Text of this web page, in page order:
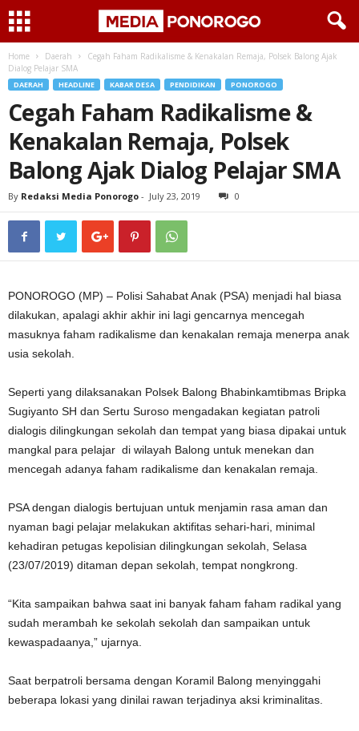
Home Daerah
Cegah Faham Radikalisme & Kenakalan Remaja, Polsek Balong Ajak
Dialog Pelajar SMA
DAERAH HEADLINE KABAR DESA PENDIDIKAN PONOROGO
Cegah Faham Radikalisme &
Kenakalan Remaja, Polsek
Balong Ajak Dialog Pelajar SMA
By Redaksi Media Ponorogo - July 23, 2019 0
PONOROGO (MP) – Polisi Sahabat Anak (PSA) menjadi hal biasa
dilakukan, apalagi akhir akhir ini lagi gencarnya mencegah
masuknya faham radikalisme dan kenakalan remaja menerpa anak
usia sekolah.
Seperti yang dilaksanakan Polsek Balong Bhabinkamtibmas Bripka
Sugiyanto SH dan Sertu Suroso mengadakan kegiatan patroli
dialogis dilingkungan sekolah dan tempat yang biasa dipakai untuk
mangkal para pelajar di wilayah Balong untuk menekan dan
mencegah adanya faham radikalisme dan kenakalan remaja.
PSA dengan dialogis bertujuan untuk menjamin rasa aman dan
nyaman bagi pelajar melakukan aktifitas sehari-hari, minimal
kehadiran petugas kepolisian dilingkungan sekolah, Selasa
(23/07/2019) ditaman depan sekolah, tempat nongkrong.
“Kita sampaikan bahwa saat ini banyak faham faham radikal yang
sudah merambah ke sekolah sekolah dan sampaikan untuk
kewaspadaanya,” ujarnya.
Saat berpatroli bersama dengan Koramil Balong menyinggahi
beberapa lokasi yang dinilai rawan terjadinya aksi kriminalitas.